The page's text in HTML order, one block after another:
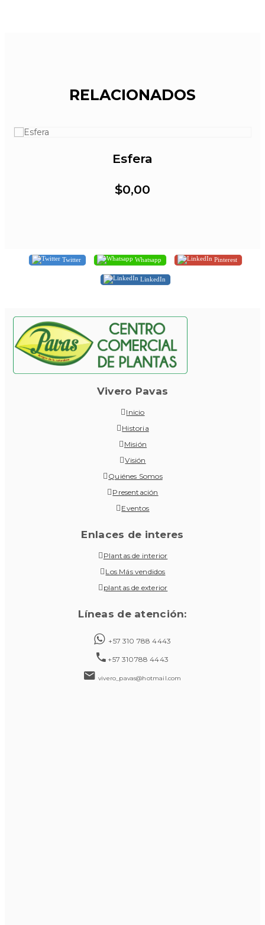
RELACIONADOS
Esfera
$0,00
Twitter Whatsapp Pinterest
LinkedIn
Vivero Pavas
Inicio
Historia
Misión
Visión
Quiénes Somos
Presentación
Eventos
Enlaces de interes
Plantas de interior
Los Más vendidos
plantas de exterior
Líneas de atención:
+57 310 788 4443
+57 310788 4443
vivero_pavas@hotmail.com